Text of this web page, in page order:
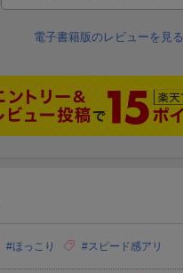
電子書籍版のレビューを見る
#ほっこり #スピード感アリ